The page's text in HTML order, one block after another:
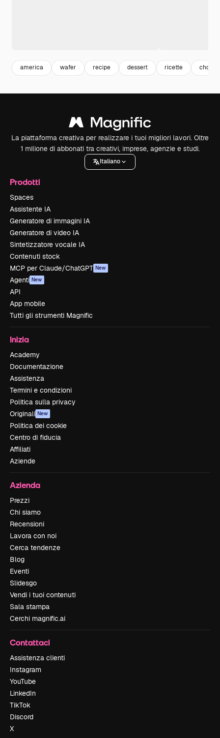
america wafer recipe dessert ricette
La piattaforma creativa per realizzare i tuoi migliori lavori. Oltre
1 milione di abbonati tra creativi, imprese, agenzie e studi.
Italiano
Prodotti
Spaces
Assistente IA
Generatore di immagini IA
Generatore di video IA
Sintetizzatore vocale IA
Contenuti stock
MCP per Claude/ChatGPT New
Agenti New
API
App mobile
Tutti gli strumenti Magnific
Inizia
Academy
Documentazione
Assistenza
Termini e condizioni
Politica sulla privacy
Originali New
Politica dei cookie
Centro di fiducia
Affiliati
Aziende
Azienda
Prezzi
Chi siamo
Recensioni
Lavora con noi
Cerca tendenze
Blog
Eventi
Slidesgo
Vendi i tuoi contenuti
Sala stampa
Cerchi magnific.ai
Contattaci
Assistenza clienti
Instagram
YouTube
LinkedIn
TikTok
Discord
X